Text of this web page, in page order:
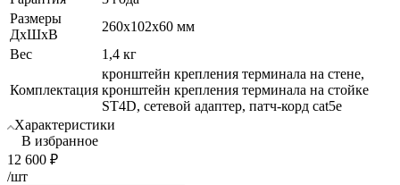
Размеры
ДхШхВ
260x102x60 мм
Вес
1,4 кг
Комплектация
кронштейн крепления терминала на стене,
кронштейн крепления терминала на стойке
ST4D, сетевой адаптер, патч-корд cat5е
Характеристики
В избранное
12 600 ₽
/шт